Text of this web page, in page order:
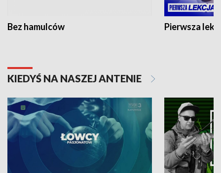
Bez hamulców Pierwsza
KIEDYŚ NA NASZEJ ANTENIE